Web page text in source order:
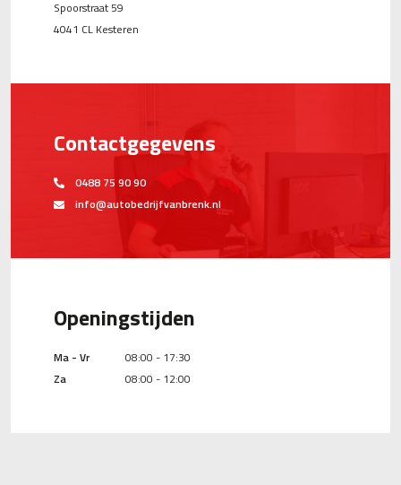
Spoorstraat 59
4041 CL Kesteren
Contactgegevens
0488 75 90 90
info@autobedrijfvanbrenk.nl
Openingstijden
Ma - Vr
08:00 - 17:30
Za
08:00 - 12:00